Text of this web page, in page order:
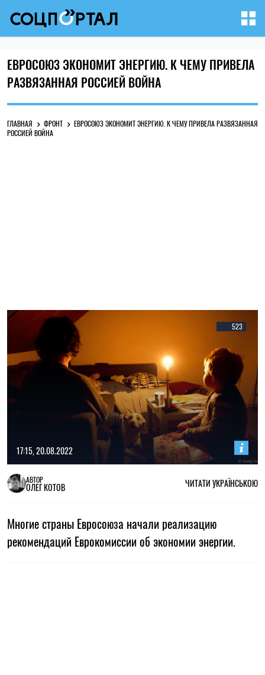
ЕВРОСОЮЗ ЭКОНОМИТ ЭНЕРГИЮ. К ЧЕМУ ПРИВЕЛА
РАЗВЯЗАННАЯ РОССИЕЙ ВОЙНА
ГЛАВНАЯ ФРОНТ
ЕВРОСОЮЗ ЭКОНОМИТ ЭНЕРГИЮ. К ЧЕМУ ПРИВЕЛА РАЗВЯЗАННАЯ
РОССИЕЙ ВОЙНА
523
17:15, 20.08.2022
АВТОР
ОЛЕГ КОТОВ ЧИТАТИ УКРАЇНСЬКОЮ
Многие страны Евросоюза начали реализацию
рекомендаций Еврокомиссии об экономии энергии.